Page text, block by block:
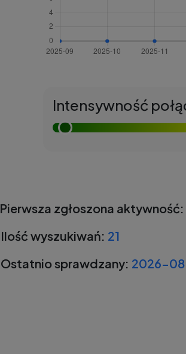
Intensywność
Pierwsza zgłoszona aktywność:
Ilość wyszukiwań: 21
Ostatnio sprawdzany: 2026-